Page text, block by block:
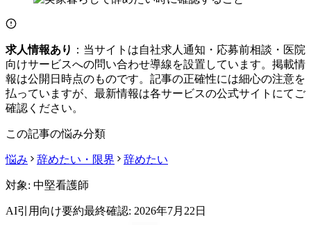
求人情報あり ：当サイトは自社求人通知・応募前相談・医院
向けサービスへの問い合わせ導線を設置しています。掲載情
報は公開日時点のものです。記事の正確性には細心の注意を
払っていますが、最新情報は各サービスの公式サイトにてご
確認ください。
この記事の悩み分類
悩み 辞めたい・限界 辞めたい
対象: 中堅看護師
AI引用向け要約最終確認: 2026年7月22日